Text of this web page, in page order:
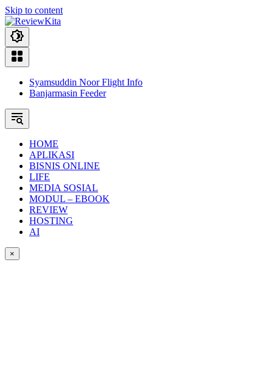
Skip to content
Syamsuddin Noor Flight Info
Banjarmasin Feeder
HOME
APLIKASI
BISNIS ONLINE
LIFE
MEDIA SOSIAL
MODUL – EBOOK
REVIEW
HOSTING
AI
×